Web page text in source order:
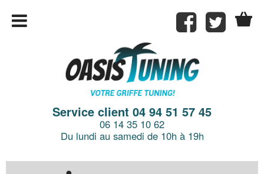
Service client 04 94 51 57 45
06 14 35 10 62
Du lundi au samedi de 10h à 19h